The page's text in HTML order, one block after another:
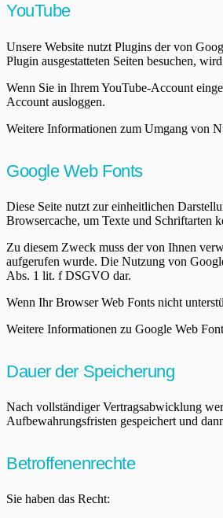
YouTube
Unsere Website nutzt Plugins der von
Plugin ausgestatteten Seiten besuchen,
Wenn Sie in Ihrem YouTube-Account
Account ausloggen.
Weitere Informationen zum Umgang von
Google Web Fonts
Diese Seite nutzt zur einheitlichen
Browsercache, um Texte und Schriftarten
Zu diesem Zweck muss der von Ihnen
aufgerufen wurde. Die Nutzung von
Abs. 1 lit. f DSGVO dar.
Wenn Ihr Browser Web Fonts nicht
Weitere Informationen zu Google Web
Dauer der Speicherung
Nach vollständiger Vertragsabwicklung
Aufbewahrungsfristen gespeichert und
Betroffenenrechte
Sie haben das Recht: